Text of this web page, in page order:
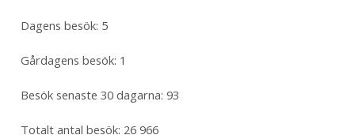
Dagens besök: 5
Gårdagens besök: 1
Besök senaste 30 dagarna: 93
Totalt antal besök: 26 966